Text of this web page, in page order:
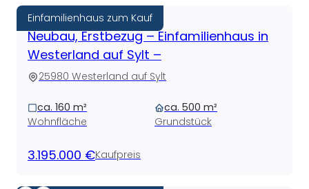
Einfamilienhaus zum Kauf
Neubau, Erstbezug – Einfamilienhaus in
Westerland auf Sylt –
25980 Westerland auf Sylt
ca. 160 m²
Wohnfläche
ca. 500 m²
Grundstück
3.195.000 €Kaufpreis